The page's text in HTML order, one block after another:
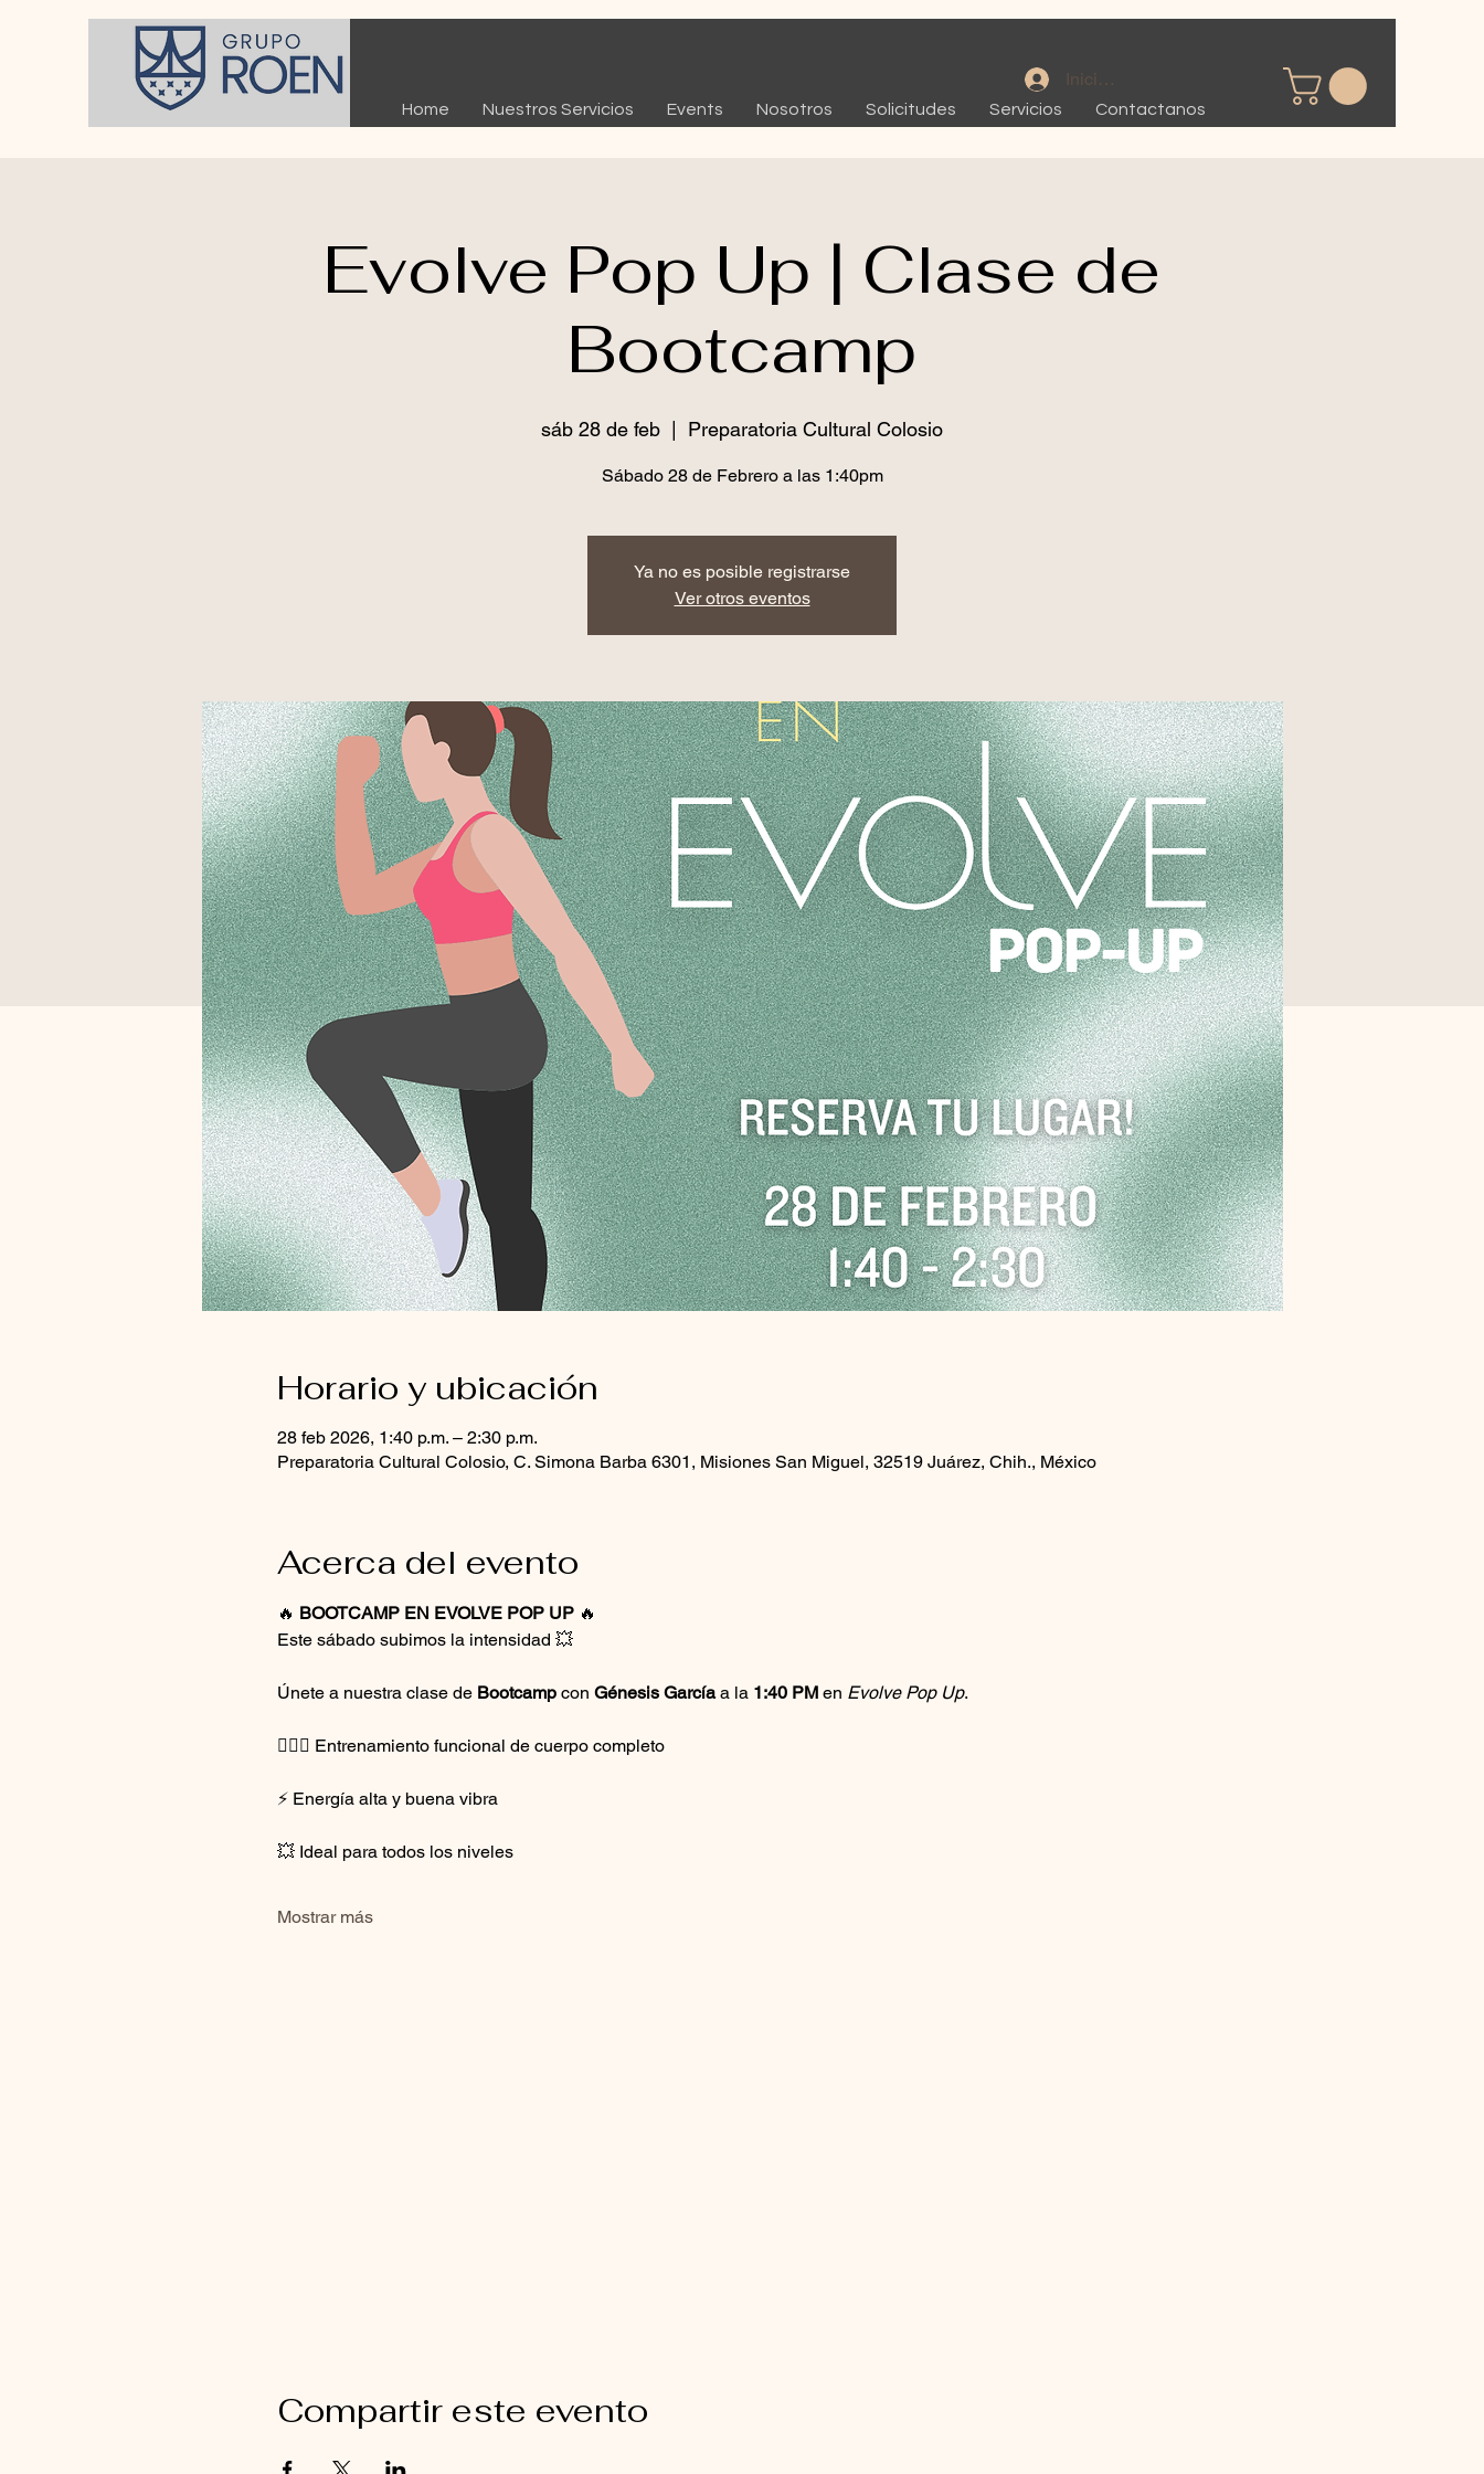
Iniciar sesión
Home Nuestros Servicios Events Nosotros Solicitudes Servicios Contactanos
Evolve Pop Up | Clase de
Bootcamp
sáb 28 de feb Preparatoria Cultural Colosio
Sábado 28 de Febrero a las 1:40pm
Ya no es posible registrarse
Ver otros eventos
Horario y ubicación
28 feb 2026, 1:40 p.m. – 2:30 p.m.
Preparatoria Cultural Colosio, C. Simona Barba 6301, Misiones San Miguel, 32519 Juárez, Chih., México
Acerca del evento
🔥 BOOTCAMP EN EVOLVE POP UP 🔥
Este sábado subimos la intensidad 💥
Únete a nuestra clase de Bootcamp con Génesis García a la 1:40 PM en Evolve Pop Up.
🏋🏻‍♀️ Entrenamiento funcional de cuerpo completo
⚡ Energía alta y buena vibra
💥 Ideal para todos los niveles
Mostrar más
Compartir este evento